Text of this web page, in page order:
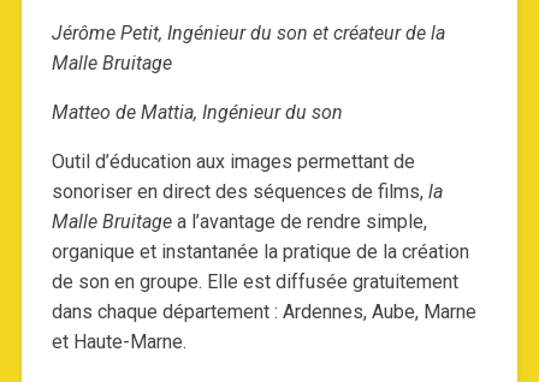
Jérôme Petit, Ingénieur du son et créateur de la
Malle Bruitage
Matteo de Mattia, Ingénieur du son
Outil d’éducation aux images permettant de
sonoriser en direct des séquences de films, la
Malle Bruitage a l’avantage de rendre simple,
organique et instantanée la pratique de la création
de son en groupe. Elle est diffusée gratuitement
dans chaque département : Ardennes, Aube, Marne
et Haute-Marne.